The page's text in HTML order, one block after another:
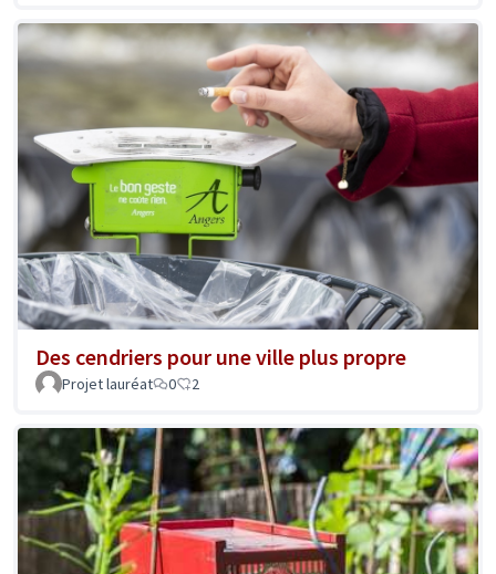
Des cendriers pour une ville plus propre
Projet lauréat 0 2